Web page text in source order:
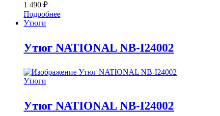
1 490 ₽
Подробнее
Утюги
Утюг NATIONAL NB-I24002
Утюги
Утюг NATIONAL NB-I24002